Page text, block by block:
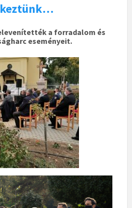
a forradalom és
eseményeit.